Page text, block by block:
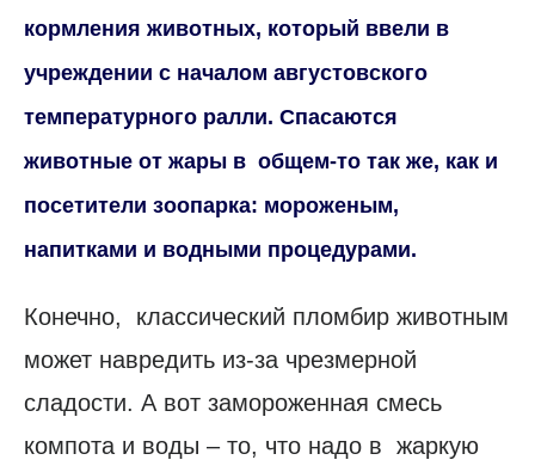
кормления животных, который ввели в
учреждении с началом августовского
температурного ралли. Спасаются
животные от жары в общем-то так же, как и
посетители зоопарка: мороженым,
напитками и водными процедурами.
Конечно, классический пломбир животным
может навредить из-за чрезмерной
сладости. А вот замороженная смесь
компота и воды – то, что надо в жаркую